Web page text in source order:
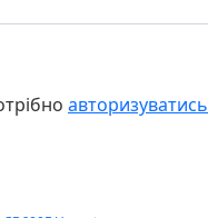
авторизуватись